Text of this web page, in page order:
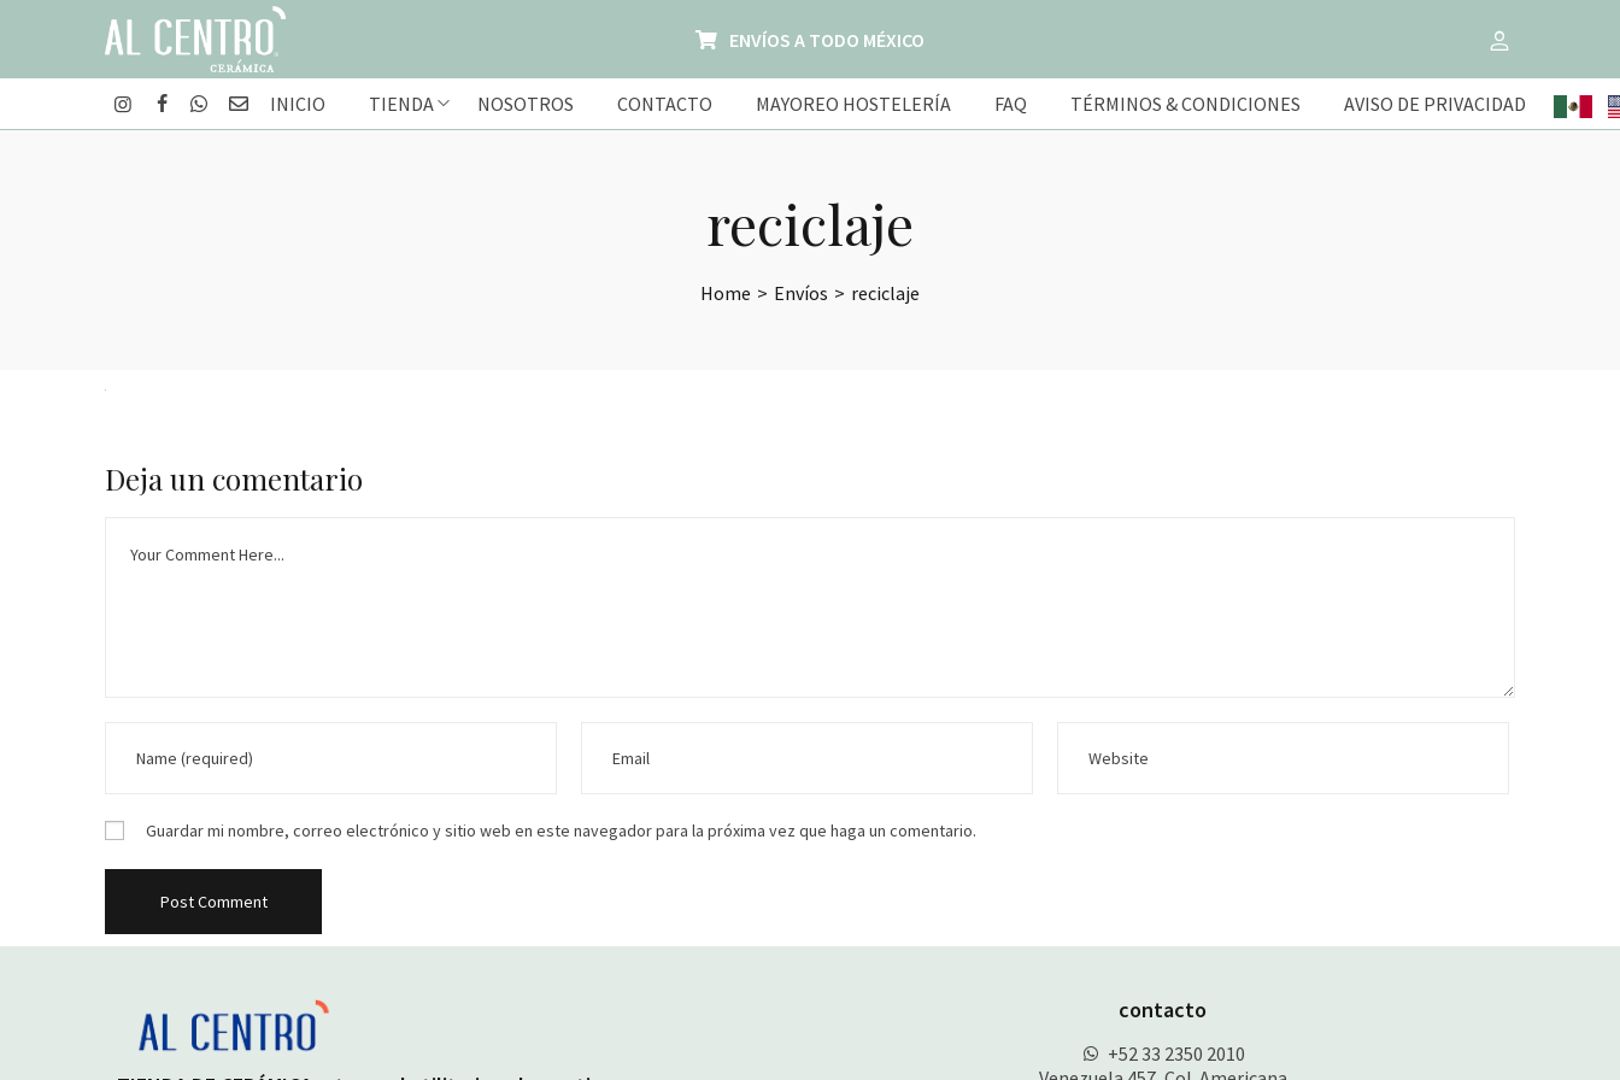
ENVÍOS A TODO MÉXICO
INICIO TIENDA NOSOTROS CONTACTO MAYOREO HOSTELERÍA FAQ TÉRMINOS & CONDICIONES AVISO DE PRIVACIDAD
reciclaje
Home > Envíos > reciclaje
Deja un comentario
Guardar mi nombre, correo electrónico y sitio web en este navegador para la próxima vez que haga un comentario.
contacto
+52 33 2350 2010